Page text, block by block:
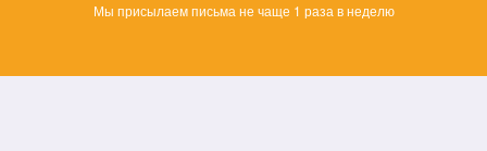
Мы присылаем письма не чаще 1 раза в неделю